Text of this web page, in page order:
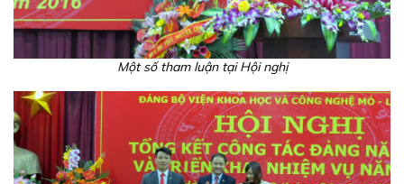
Một số tham luận tại Hội nghị